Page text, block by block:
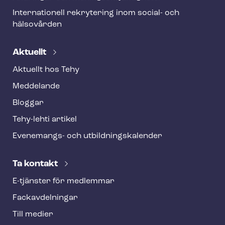
Internationell rekrytering inom social- och
hälsovården
Aktuellt
Aktuellt hos Tehy
Meddelande
Bloggar
Tehy-lehti artikel
Evenemangs- och ut­bild­nings­ka­len­der
Ta kontakt
E-tjänster för medlemmar
Fackav­del­ning­ar
Till medier